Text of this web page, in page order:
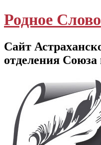
Родное Слово
Сайт
отделения Союза